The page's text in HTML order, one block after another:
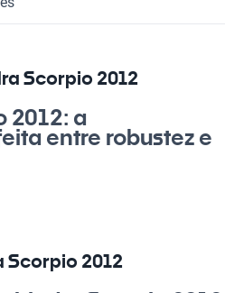
Scorpio 2012
2012: a
entre robustez e
carro que une potência, conforto
de semana. Com suas
tecnologia moderna, o Scorpio é
Scorpio 2012